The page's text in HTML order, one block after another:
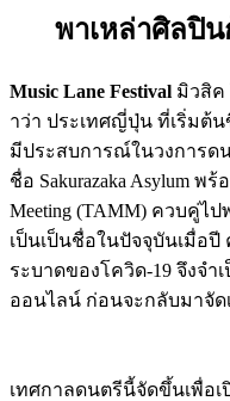
พาเหล่าศิลปิ
Music Lane Festival มิวสิค
าว่า ประเทศญี่ปุ่น ที่เริ่มต้
มีประสบการณ์ในวงการด
ชื่อ Sakurazaka Asylum พ
Meeting (TAMM) ควบคู่ไ
เป็นเป็นชื่อในปัจจุบันเมื่อ
ระบาดของโควิด-19 จึงจ
ออนไลน์ ก่อนจะกลับมาจัด
เทศกาลดนตรีนี้จัดขึ้นเพื่อ